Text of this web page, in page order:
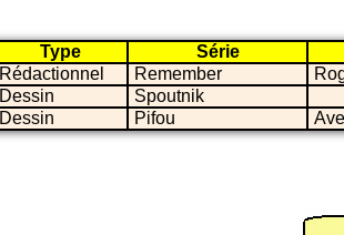
Type
Série
Rédactionnel Remember
Dessin
Spoutnik
Dessin Pifou